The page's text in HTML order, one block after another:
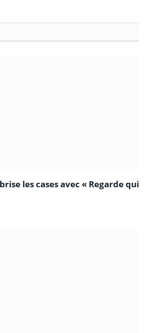
les cases avec « Regarde qui